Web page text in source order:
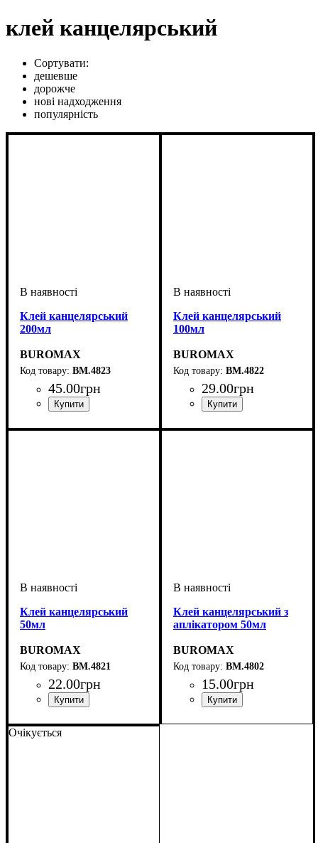
клей канцелярський
Сортувати:
дешевше
дорожче
нові надходження
популярність
Клей канцелярський
200мл
BUROMAX
BM.4823
45.00грн
Клей канцелярський
100мл
BUROMAX
BM.4822
29.00грн
Клей канцелярський
50мл
BUROMAX
BM.4821
22.00грн
Клей канцелярський з
аплікатором 50мл
BUROMAX
BM.4802
15.00грн
Очікується